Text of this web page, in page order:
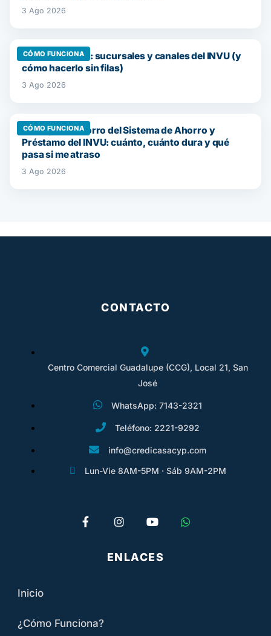
3 Ago 2026
CÓMO FUNCIONA
Dónde tramitar: sucursales y canales del INVU (y
cómo hacerlo sin filas)
3 Ago 2026
CÓMO FUNCIONA
La etapa de ahorro del Sistema de Ahorro y
Préstamo del INVU: cuánto, cuánto dura y qué
pasa si me atraso
3 Ago 2026
CONTACTO
Centro Comercial Guadalupe (CCG), Local 21, San
José
WhatsApp: 7143-2321
Teléfono: 2221-9292
info@credicasacyp.com
Lun-Vie 8AM-5PM · Sáb 9AM-2PM
ENLACES
Inicio
¿Cómo Funciona?